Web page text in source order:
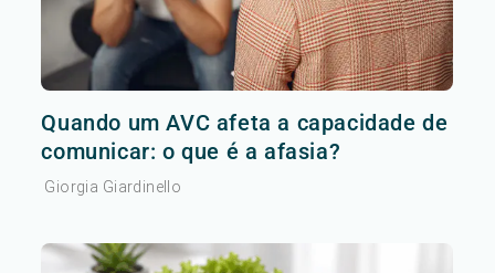
Quando um AVC afeta a capacidade de
comunicar: o que é a afasia?
Giorgia Giardinello